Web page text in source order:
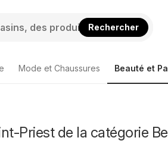
Rechercher
Mode et Chaussures Beauté et
Priest de la catégorie